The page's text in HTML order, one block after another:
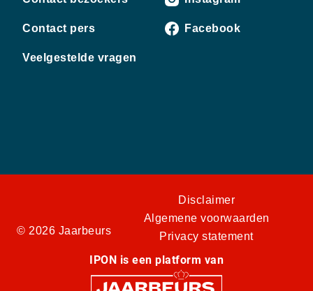
Contact pers
Veelgestelde vragen
Facebook
© 2026 Jaarbeurs
Disclaimer
Algemene voorwaarden
Privacy statement
IPON is een platform van